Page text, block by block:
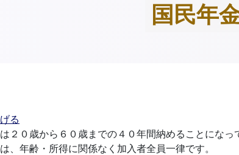
国民年
る
２０歳から６０歳までの４０年間納めることになっ
、年齢・所得に関係なく加入者全員一律です。